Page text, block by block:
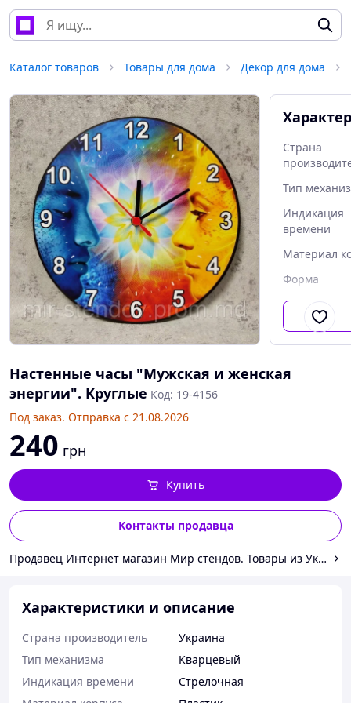
Каталог товаров Товары для дома Декор для дома
Страна
Тип
Индикация
времени
Материал
Форма
Настенные часы "Мужская и женская
энергии". Круглые Код: 19-4156
Под заказ. Отправка с 21.08.2026
240 грн
Контакты продавца
Купить
Продавец Интернет магазин Мир стендов. Товары из
Характеристики и описание
Страна производитель
Украина
Тип механизма
Кварцевый
Индикация времени
Стрелочная